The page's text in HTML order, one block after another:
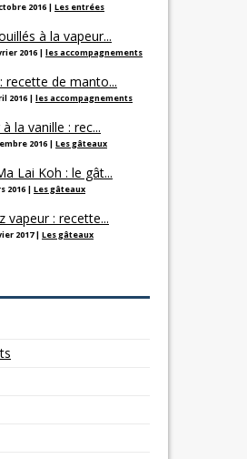
2016 | Les entrées
à la vapeur...
2016 | les accompagnements
recette de manto...
2016 | les accompagnements
la vanille : rec...
2016 | Les gâteaux
Lai Koh : le gât...
2016 | Les gâteaux
vapeur : recette...
2017| Les gâteaux